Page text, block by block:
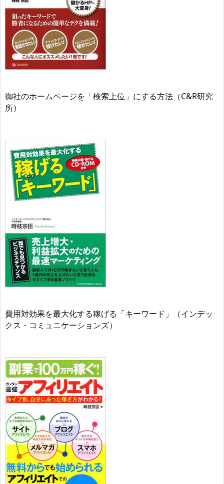
御社のホームページを「検索上位」にする方法（C&R研究
所）
費用対効果を最大化する稼げる「キーワード」（インデッ
クス・コミュニケーションズ）